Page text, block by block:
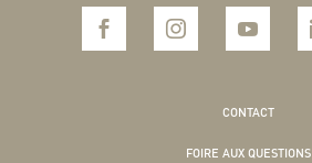
CONTACT
FOIRE AUX QUESTIONS